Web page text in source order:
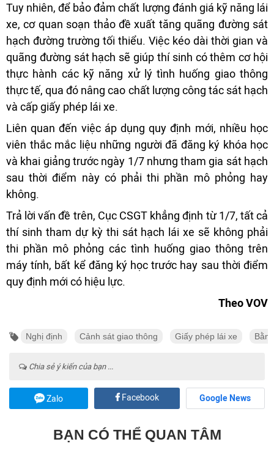
Tuy nhiên, để bảo đảm chất lượng đánh giá kỹ năng lái
xe, cơ quan soạn thảo đề xuất tăng quãng đường sát
hạch đường trường tối thiểu. Việc kéo dài thời gian và
quãng đường sát hạch sẽ giúp thí sinh có thêm cơ hội
thực hành các kỹ năng xử lý tình huống giao thông
thực tế, qua đó nâng cao chất lượng công tác sát hạch
và cấp giấy phép lái xe.
Liên quan đến việc áp dụng quy định mới, nhiều học
viên thắc mắc liệu những người đã đăng ký khóa học
và khai giảng trước ngày 1/7 nhưng tham gia sát hạch
sau thời điểm này có phải thi phần mô phỏng hay
không.
Trả lời vấn đề trên, Cục CSGT khẳng định từ 1/7, tất cả
thí sinh tham dự kỳ thi sát hạch lái xe sẽ không phải
thi phần mô phỏng các tình huống giao thông trên
máy tính, bất kể đăng ký học trước hay sau thời điểm
quy định mới có hiệu lực.
Theo VOV
Nghị định Cảnh sát giao thông Giấy phép lái xe
Chia sẻ ý kiến của bạn ...
Zalo Facebook Google News
BẠN CÓ THỂ QUAN TÂM